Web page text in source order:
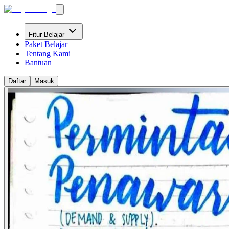
Fitur Belajar
Paket Belajar
Tentang Kami
Bantuan
Daftar Masuk